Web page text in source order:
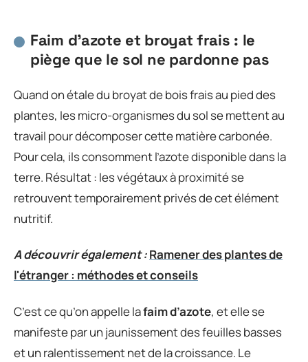
Faim d’azote et broyat frais : le
piège que le sol ne pardonne pas
Quand on étale du broyat de bois frais au pied des
plantes, les micro-organismes du sol se mettent au
travail pour décomposer cette matière carbonée.
Pour cela, ils consomment l’azote disponible dans la
terre. Résultat : les végétaux à proximité se
retrouvent temporairement privés de cet élément
nutritif.
A découvrir également :Ramener des plantes de
l'étranger : méthodes et conseils
C’est ce qu’on appelle lafaim d’azote, et elle se
manifeste par un jaunissement des feuilles basses
et un ralentissement net de la croissance. Le